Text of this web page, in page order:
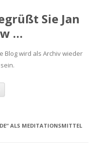
Sie Jan
…
Blog wird als Archiv wieder
Zum
springen
ALS MEDITATIONSMITTEL